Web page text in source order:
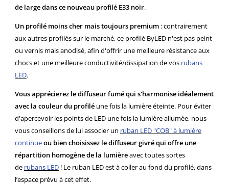
de large dans ce nouveau profilé E33 noir.
Un profilé moins cher mais toujours premium : contrairement
aux autres profilés sur le marché, ce profilé ByLED n'est pas peint
ou vernis mais anodisé, afin d'offrir une meilleure résistance aux
chocs et une meilleure conductivité/dissipation de vos rubans
LED.
Vous apprécierez le diffuseur fuméqui s'harmonise idéalement
avec la couleur du profilé une fois la lumière éteinte. Pour éviter
d'apercevoir les points de LED une fois la lumière allumée, nous
vous conseillons de lui associer un ruban LED "COB" à lumière
continueou bien choisissez le diffuseur givré qui offre une
répartition homogène de la lumièreavec toutes sortes
de rubans LED ! Le ruban LED est à coller au fond du profilé, dans
l’espace prévu à cet effet.